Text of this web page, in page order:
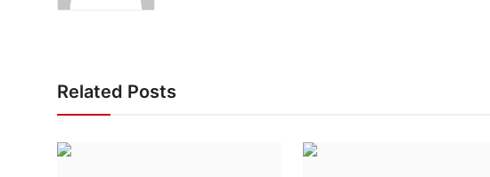
Related Posts